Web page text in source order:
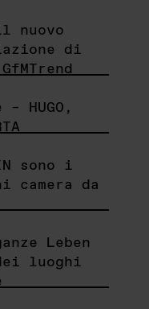
nuovo
di
HUGO,
sono i
da
Leben
luoghi